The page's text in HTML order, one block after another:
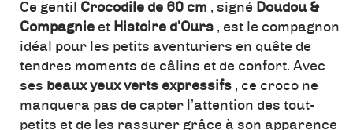
Ce gentil Crocodile de 60 cm , signé Doudou &
Compagnie et Histoire d’Ours , est le compagnon
idéal pour les petits aventuriers en quête de
tendres moments de câlins et de confort. Avec
ses beaux yeux verts expressifs , ce croco ne
manquera pas de capter l’attention des tout-
petits et de les rassurer grâce à son apparence